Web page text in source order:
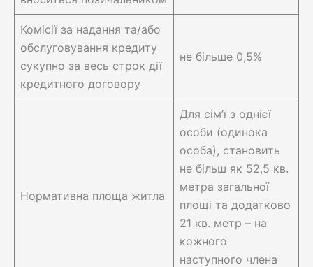
Комісії за надання та/або
обслуговування кредиту
сукупно за весь строк дії
кредитного договору
не більше 0,5%
Нормативна площа житла
Для сім’ї з однієї
особи (одинока
особа), становить
не більш як 52,5 кв.
метра загальної
площі та додатково
21 кв. метр – на
кожного
наступного члена